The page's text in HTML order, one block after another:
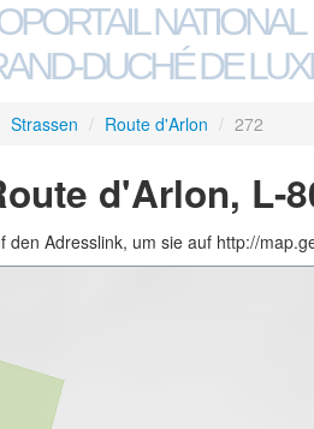
NATIONAL
DUCHÉ DE
Strassen / Route d'Arlon / 272
d'Arlon, L-
den Adresslink, um sie auf http://